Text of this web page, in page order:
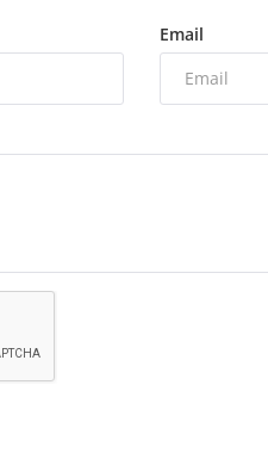
Email